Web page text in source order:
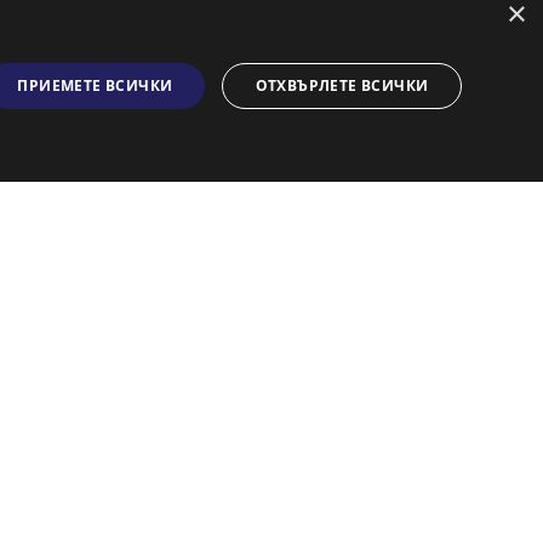
Двустайни апартаменти в
Ямбол
Тристайни апартаменти в
×
ПРИЕМЕТЕ ВСИЧКИ ОТХВЪРЛЕТЕ ВСИЧКИ